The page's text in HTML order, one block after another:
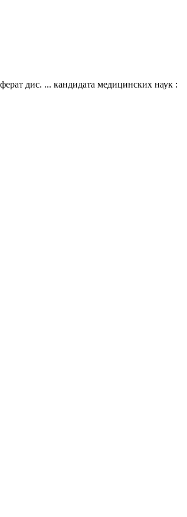
дис. ... кандидата медицинских наук :